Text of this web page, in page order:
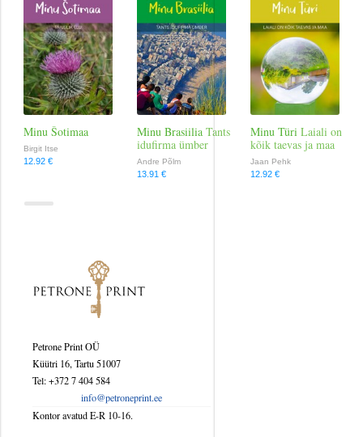
Muusika
Poliitika
Reisimine
Religioon
Väliskirjandus
Minu Šotimaa
Birgit Itse
12.92 €
Minu Brasiilia Tants
idufirma ümber
Andre Põlm
13.91 €
Minu Türi Laiali on
kõik taevas ja maa
Jaan Pehk
12.92 €
Petrone Print OÜ
Küütri 16, Tartu 51007
Tel: +372 7 404 584
info@petroneprint.ee
Kontor avatud E-R 10-16.